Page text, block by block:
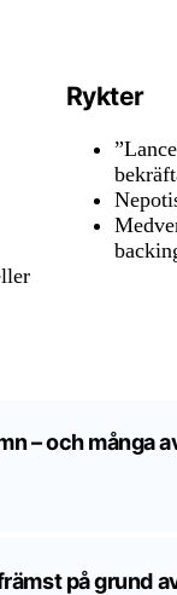
Rykter
– och många
på grund